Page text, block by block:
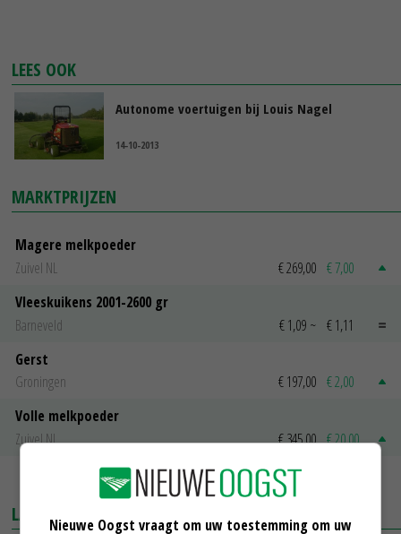
LEES OOK
Autonome voertuigen bij Louis Nagel
14-10-2013
MARKTPRIJZEN
Magere melkpoeder
Zuivel NL
€ 269,00 € 7,00
Vleeskuikens 2001-2600 gr
Barneveld
€ 1,09 ~ € 1,11
Gerst
Groningen
€ 197,00 € 2,00
Volle melkpoeder
Zuivel NL
€ 345,00 € 20,00
MEER MARKTPRIJZEN
LAATSTE NIEUWS
Nieuwe Oogst vraagt om uw toestemming om uw